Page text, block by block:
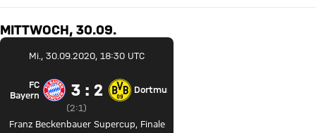
MITTWOCH, 30.09.
Mi., 30.09.2020, 18:30 UTC
FC Bayern München gegen Borussia Dortmund
FC
Bayern
3 zu 2
3 : 2
(Zwischenergebnis:
2 zu 1 nach Erste Halbzeit
2:1)
Dortmund
Franz Beckenbauer Supercup Finale